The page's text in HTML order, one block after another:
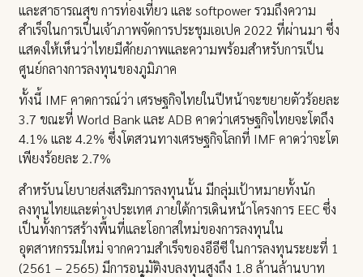
และสาธารณสุข การท่องเที่ยว และ softpower รวมถึงความ
สำเร็จในการเป็นเจ้าภาพจัดการประชุมเอเปค 2022 ที่ผ่านมา ซึ่ง
แสดงให้เห็นว่าไทยมีศักยภาพและความพร้อมสำหรับการเป็น
ศูนย์กลางการลงทุนของภูมิภาค
ทั้งนี้ IMF คาดการณ์ว่า เศรษฐกิจไทยในปีหน้าจะขยายตัวร้อยละ
3.7 ขณะที่ World Bank และ ADB คาดว่าเศรษฐกิจไทยจะโตถึง
4.1% และ 4.2% ซึ่งโตสวนทางเศรษฐกิจโลกที่ IMF คาดว่าจะโต
เพียงร้อยละ 2.7%
สำหรับนโยบายส่งเสริมการลงทุนนั้น มีกลุ่มเป้าหมายทั้งนัก
ลงทุนไทยและต่างประเทศ ภายใต้การเดินหน้าโครงการ EEC ซึ่ง
เป็นทั้งการสร้างพื้นที่และโอกาสใหม่ของการลงทุนใน
อุตสาหกรรมใหม่ จากความสำเร็จของอีอีซี ในการลงทุนระยะที่ 1
(2561 – 2565) มีการอนุมัติงบลงทุนสูงถึง 1.8 ล้านล้านบาท